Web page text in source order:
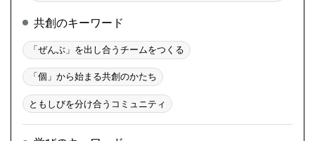
共創のキーワード
「ぜんぶ」を出し合うチームをつくる
「個」から始まる共創のかたち
ともしびを分け合うコミュニティ